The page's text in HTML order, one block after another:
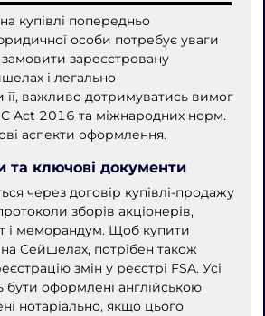
купівлі попередньо
особи потребує уваги
зареєстровану
і легально
її, важливо дотримуватись вимог
Act 2016 та міжнародних норм.
аспекти оформлення.
та ключові документи
через договір купівлі-продажу
зборів акціонерів,
і меморандум. Щоб купити
Сейшелах, потрібен також
змін у реєстрі FSA. Усі
оформлені англійською
нотаріально, якщо цього